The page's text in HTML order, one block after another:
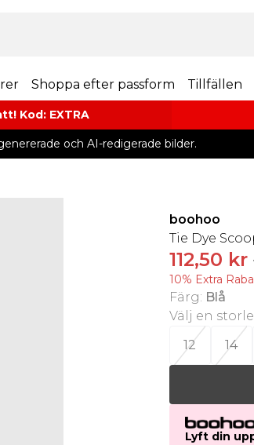
Shoppa efter passform Tillfällen
Kod: EXTRA
och AI-redigerade bilder.
boohoo
Tie Dye
112,50 kr
10% Extra
Färg: Blå
Välj en
12
14
Lyft din